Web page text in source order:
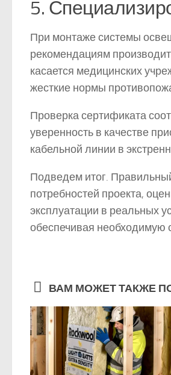
5.
При монтаже системы
рекомендациям
касается медицинских
жесткие нормы
Проверка сертификата
уверенность в качестве
кабельной линии в
Подведем итог.
потребностей проекта,
эксплуатации в реальных
обеспечивая необходимую
ВАМ МОЖЕТ ТАКЖЕ